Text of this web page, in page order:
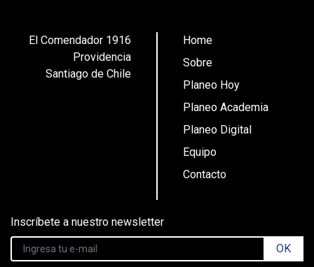
El Comendador 1916
Providencia
Santiago de Chile
Home
Sobre
Planeo Hoy
Planeo Academia
Planeo Digital
Equipo
Contacto
Inscríbete a nuestro newsletter
OK